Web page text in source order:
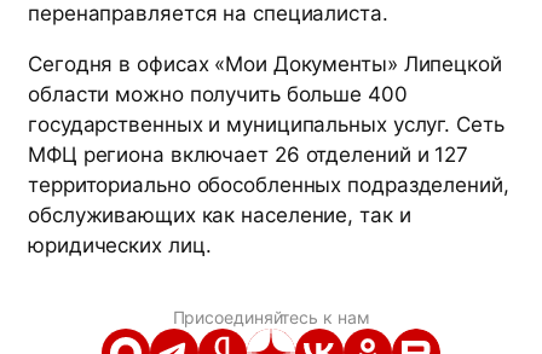
перенаправляется на специалиста.
Сегодня в офисах «Мои Документы» Липецкой
области можно получить больше 400
государственных и муниципальных услуг. Сеть
МФЦ региона включает 26 отделений и 127
территориально обособленных подразделений,
обслуживающих как население, так и
юридических лиц.
Присоединяйтесь к нам